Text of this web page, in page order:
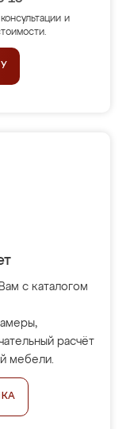
и
с каталогом
расчёт
мебели.